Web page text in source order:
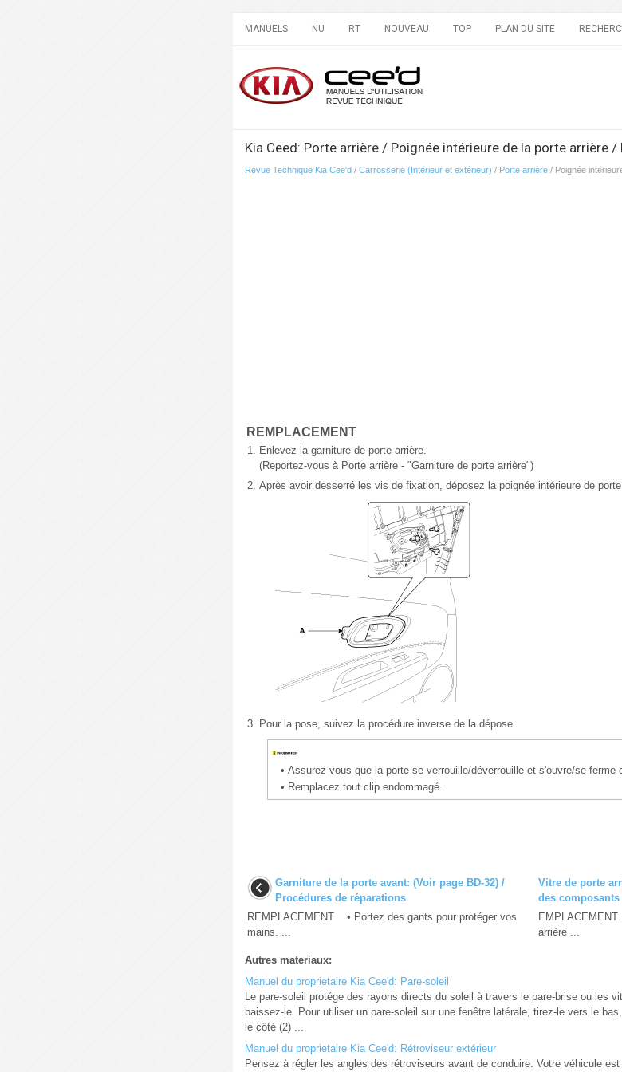
MANUELS NU RT NOUVEAU TOP PLAN DU SITE
Kia Ceed: Porte arrière / Poignée intérieure de la porte arrière
Revue Technique Kia Cee'd / Carrosserie (Intérieur et extérieur) / Porte arrière / Poignée
REMPLACEMENT
1. Enlevez la garniture de porte arrière.
(Reportez-vous à Porte arrière - "Garniture de porte arrière")
2. Après avoir desserré les vis de fixation, déposez la poignée intérieure de
3. Pour la pose, suivez la procédure inverse de la dépose.
• Assurez-vous que la porte se verrouille/déverrouille et s'ouvre/se ferme
• Remplacez tout clip endommagé.
Garniture de la porte avant: (Voir page BD-32) /
Procédures de réparations
REMPLACEMENT • Portez des gants pour protéger vos
mains. ...
Vitre de porte
des composants
arrière ...
Autres materiaux:
Manuel du proprietaire Kia Cee'd: Pare-soleil
Le pare-soleil protége des rayons directs du soleil à travers le pare-brise ou les
baissez-le. Pour utiliser un pare-soleil sur une fenêtre latérale, tirez-le vers le
le côté (2) ...
Manuel du proprietaire Kia Cee'd: Rétroviseur extérieur
Pensez à régler les angles des rétroviseurs avant de conduire. Votre véhicule